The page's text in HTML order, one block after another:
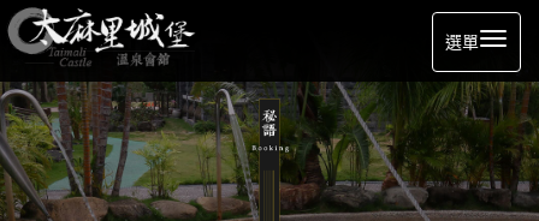
選單